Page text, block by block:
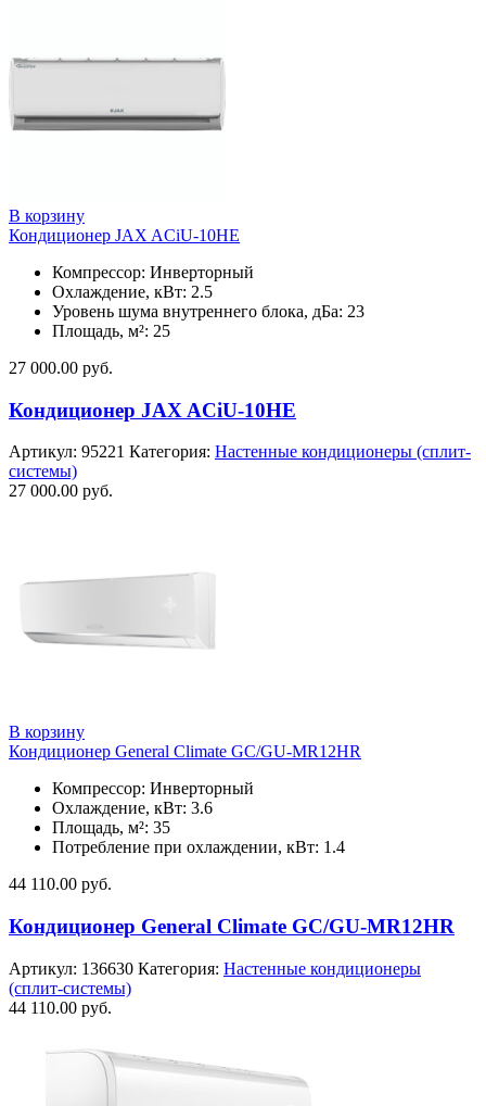
В корзину
Кондиционер JAX ACiU-10HE
Компрессор: Инверторный
Охлаждение, кВт: 2.5
Уровень шума внутреннего блока, дБа: 23
Площадь, м²: 25
27 000.00 руб.
Кондиционер JAX ACiU-10HE
Артикул: 95221 Категория: Настенные кондиционеры (сплит-
системы)
27 000.00 руб.
В корзину
Кондиционер General Climate GC/GU-MR12HR
Компрессор: Инверторный
Охлаждение, кВт: 3.6
Площадь, м²: 35
Потребление при охлаждении, кВт: 1.4
44 110.00 руб.
Кондиционер General Climate GC/GU-MR12HR
Артикул: 136630 Категория: Настенные кондиционеры
(сплит-системы)
44 110.00 руб.